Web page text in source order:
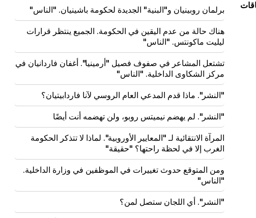
تفكر آلا بوجاتشيفا في العودة إلى المسرح بسبب مشاكل
مالية
17:52
اتفقت إيران وعمان على استئناف الملاحة عبر مضيق
هرمز. العربية
17:17
ويأمل زيلينسكي أن تقوم أوكرانيا بتطوير نظام الصواريخ
الباليستية الخاص بها بحلول عام 2027
17:12
كوباخيدزه. أبواب جورجيا مفتوحة لجميع السياح، بما في ذلك
السياح من روسيا
14:25
لقد اختار ترامب بالفعل فانس خلفًا له
برلمان روبينيان و"البنية" الجديدة لحكومة باشينيان. "الناس"
هناك حالة من عدم اليقين في الحكومة. الجميع ينتظر قرارات
ليليت ماكونتس. "الناس"
تشتعل المشاعر في صفوف فصيل "أرمينيا". أغفان فاردانيان في
مركز الشكاوى الداخلية. "الناس"
"النشر". ماذا قدم المدعي العام الروسي لآنا فاردابيتيان؟
"النشر". لم يهضم نيميتس روبو، ولن تهضمه أنت أيضًا
المرآة الانتقائية لـ "المعايير الأوروبية". لماذا لا تتذكر الحكومة
الغرب إلا في لحظة راحتها؟ "حقيقة"
ومن المتوقع حدوث تغييرات في الموظفين في وزارة الداخلية.
"الناس"
"النشر". أي اللجان ستصل لمن؟